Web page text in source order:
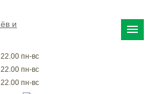
пн-вс
пн-вс
пн-вс
menu